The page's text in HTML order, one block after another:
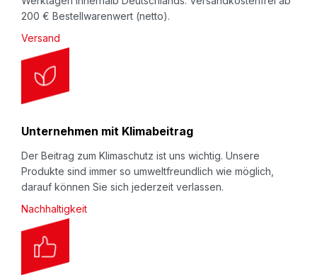
200 € Bestellwarenwert (netto).
Versand
Unternehmen mit Klimabeitrag
Der Beitrag zum Klimaschutz ist uns wichtig. Unsere
Produkte sind immer so umweltfreundlich wie möglich,
darauf können Sie sich jederzeit verlassen.
Nachhaltigkeit